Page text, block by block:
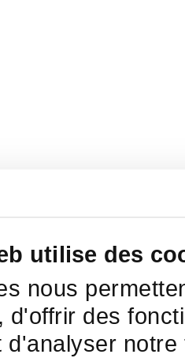
utilise des
nous
d'offrir des
d'analyser